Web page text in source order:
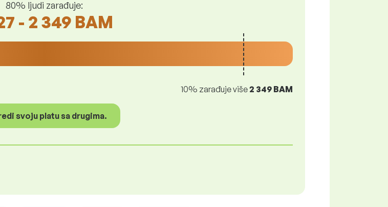
80% ljudi zarađuje:
- 2 349 BAM
10% zarađuje više2 349 BAM
svoju platu sa drugima.